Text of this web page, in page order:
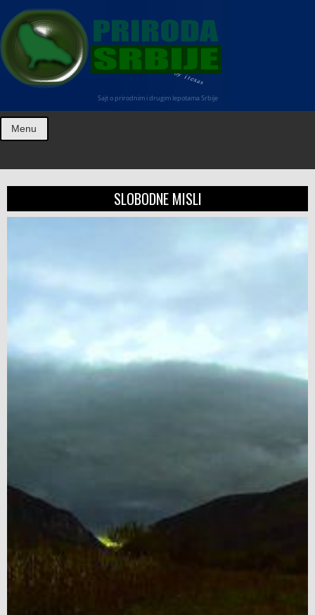
Sajt o prirodnim i drugim lepotama Srbije
Menu
SLOBODNE MISLI